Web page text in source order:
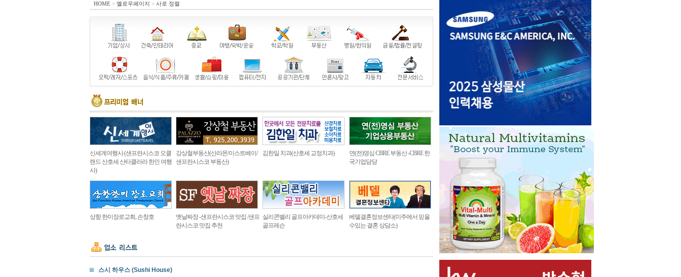
HOME > 옐로우페이지 > 사로 정렬
신세계여행사 (샌프란시스코 오클
랜드 산호세 산타클라라 한인 여행
사)
강상철부동산(산라몬/이스트베이/
샌프란시스코 부동산)
김한일 치과(산호세 교정치과)
연(전)영심 CBRE 부동산 -CBRE 한
국기업담당
상항 한미장로교회, 손창호
옛날짜장 -샌프란시스코 맛집 /샌프
란시스코 맛집 추천
실리콘밸리 골프아카데미-산호세
골프레슨
베델결혼정보센타(미주에서 믿을
수있는 결혼 상담소)
스시 하우스 (Sushi House)